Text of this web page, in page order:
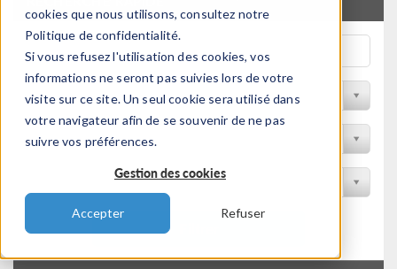
cookies que nous utilisons, consultez notre
Politique de confidentialité.
Si vous refusez l'utilisation des cookies, vos
informations ne seront pas suivies lors de votre
visite sur ce site. Un seul cookie sera utilisé dans
votre navigateur afin de se souvenir de ne pas
suivre vos préférences.
Gestion des cookies
Accepter Refuser
Filtrer par domaine physique
Filtrer par Industrie
Filtrer par conférence